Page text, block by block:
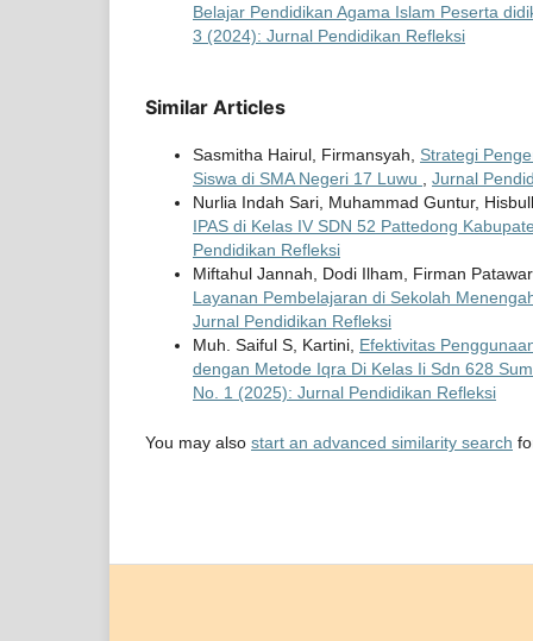
Belajar Pendidikan Agama Islam Peserta
3 (2024): Jurnal Pendidikan Refleksi
Similar Articles
Sasmitha Hairul, Firmansyah, Strategi
Siswa di SMA Negeri 17 Luwu , Jurnal
Nurlia Indah Sari, Muhammad Guntur,
IPAS di Kelas IV SDN 52 Pattedong
Pendidikan Refleksi
Miftahul Jannah, Dodi Ilham, Firman
Layanan Pembelajaran di Sekolah
Jurnal Pendidikan Refleksi
Muh. Saiful S, Kartini, Efektivitas
dengan Metode Iqra Di Kelas Ii Sdn 628
No. 1 (2025): Jurnal Pendidikan Refleksi
You may also start an advanced similarity search